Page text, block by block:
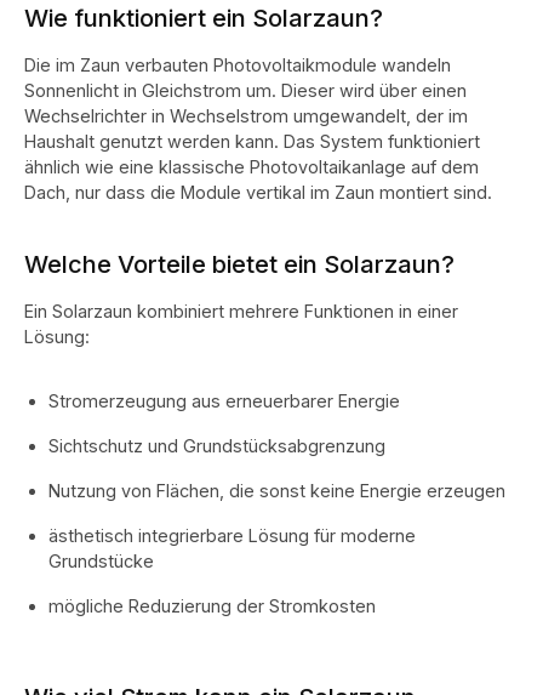
Wie funktioniert ein Solarzaun?
Die im Zaun verbauten Photovoltaikmodule wandeln
Sonnenlicht in Gleichstrom um. Dieser wird über einen
Wechselrichter in Wechselstrom umgewandelt, der im
Haushalt genutzt werden kann. Das System funktioniert
ähnlich wie eine klassische Photovoltaikanlage auf dem
Dach, nur dass die Module vertikal im Zaun montiert sind.
Welche Vorteile bietet ein Solarzaun?
Ein Solarzaun kombiniert mehrere Funktionen in einer
Lösung:
Stromerzeugung aus erneuerbarer Energie
Sichtschutz und Grundstücksabgrenzung
Nutzung von Flächen, die sonst keine Energie erzeugen
ästhetisch integrierbare Lösung für moderne
Grundstücke
mögliche Reduzierung der Stromkosten